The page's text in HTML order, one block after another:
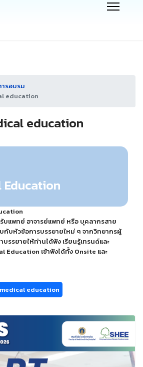
รอบรม
education
education
บแพทย์ อาจารย์แพทย์ หรือ บุคลากรสาย
กับหัวข้อการบรรยายใหม่ ๆ จากวิทยากรผู้
บรรยายให้ท่านได้ฟัง เรียนรู้เทรนด์และ
Education เข้าฟังได้ทั้ง Onsite และ
education